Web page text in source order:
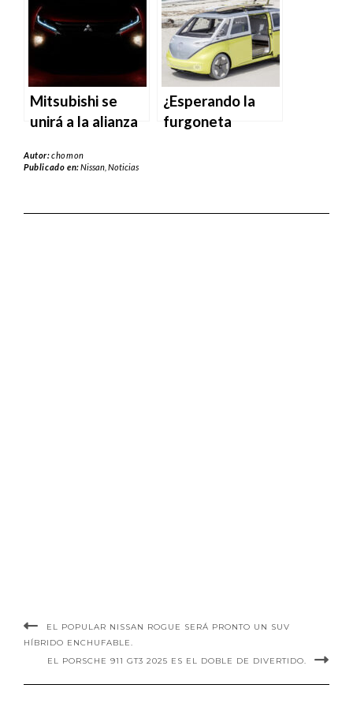
probablemente
nunca hayas oído
enchufable.
Mitsubishi se
unirá a la alianza
Nissan, informa
¿Esperando la
furgoneta
Autor:chomon
Publicado en:Nissan ,Noticias
EL POPULAR NISSAN ROGUE SERÁ PRONTO UN SUV
HÍBRIDO ENCHUFABLE.
EL PORSCHE 911 GT3 2025 ES EL DOBLE DE DIVERTIDO.